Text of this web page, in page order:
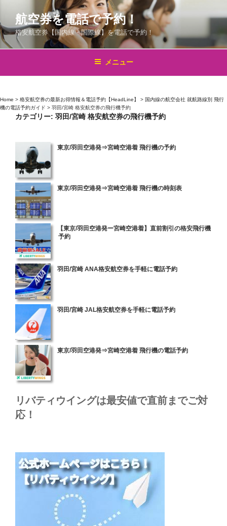
テ
ン
ス
ッ
航空券を電話で予約！
格安航空券【国内線・国際線】を電話で予約！
メニュー
Home > 格安航空券の最新お得情報＆電話予約【HeadLine】 > 国内線の航空会社 就航路線別 飛行
機の電話予約ガイド > 羽田/宮崎 格安航空券の飛行機予約
カテゴリー: 羽田/宮崎 格安航空券の飛行機予約
投
東京/羽田空港発⇒宮崎空港着 飛行機の予約
投
東京/羽田空港発⇒宮崎空港着 飛行機の時刻表
投
稿
【東京/羽田空港発ー宮崎空港着】直前割引の格安飛行機
予約
投
羽田/宮崎 ANA格安航空券を手軽に電話予約
投
羽田/宮崎 JAL格安航空券を手軽に電話予約
投
東京/羽田空港発⇒宮崎空港着 飛行機の電話予約
リバティウイングは最安値で直前までご対
応！